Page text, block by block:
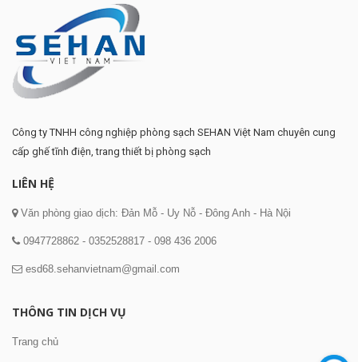
Công ty TNHH công nghiệp phòng sạch SEHAN Việt Nam chuyên cung
cấp ghế tĩnh điện, trang thiết bị phòng sạch
LIÊN HỆ
Văn phòng giao dịch: Đản Mỗ - Uy Nỗ - Đông Anh - Hà Nội
0947728862 - 0352528817 - 098 436 2006
esd68.sehanvietnam@gmail.com
THÔNG TIN DỊCH VỤ
Trang chủ